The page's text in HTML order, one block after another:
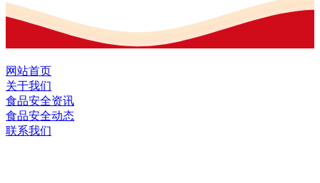
网站首页
关于我们
食品安全资讯
食品安全动态
联系我们